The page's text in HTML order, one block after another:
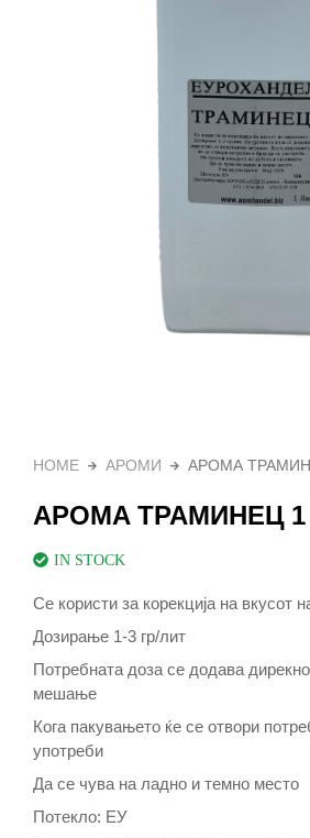
HOME АРОМИ АРОМА
АРОМА ТРАМИНЕЦ
IN STOCK
Се користи за корекција на вкусот
Дозирање 1-3 гр/лит
Потребната доза се додава
мешање
Кога пакувањето ќе се отвори
употреби
Да се чува на ладно и темно место
Потекло: ЕУ